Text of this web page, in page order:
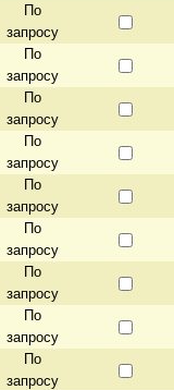
По
запросу
По
запросу
По
запросу
По
запросу
По
запросу
По
запросу
По
запросу
По
запросу
По
запросу